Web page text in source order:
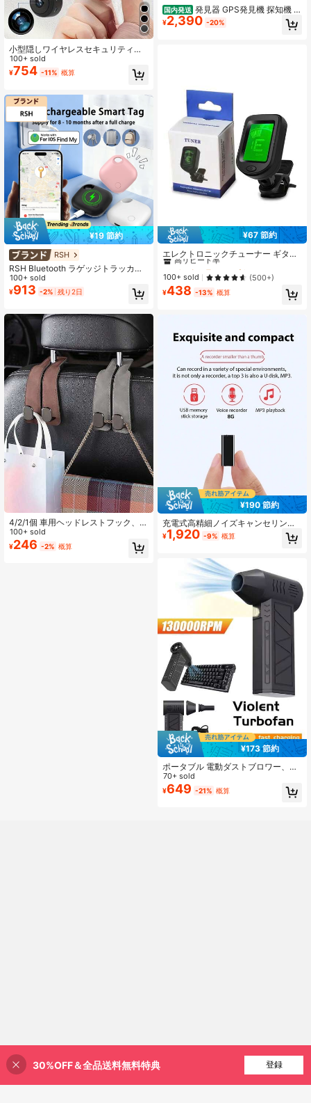
小型隠しワイヤレスセキュリティカ
メラ 2個セット、1080P HD、スタン
ド付き、WiFi接続、モバイルアプリ
で操作可能、リビング、オフィス、
100+ sold
¥754 -11% 概算
¥19 節約
RSH
RSH Bluetooth ラゲッジトラッカー i
OSシステム対応、長バッテリー寿
命、充電式。「Find My」アプリ(iO
Sのみ)と連携して、キー、スーツケ
定できます。
100+ sold
¥913 -2% 残り2日
4/2/1個 車用ヘッドレストフック、ユ
ニバーサルカーオーガナイザーフッ
ク、ファッショナブルなミニマリス
ト2折りデザイン、丈夫で耐久性があ
100+ sold
¥246 -2% 概算
国内発送 発見器 GPS発見機 探知機 盗
聴器発見器 盗撮 盗聴器探知機 盗聴
器防止 隠しカメラ発見機 盗聴チェッ
¥2,390 -20%
¥67 節約
エレクトロニックチューナー ギター
&ウクレレ汎用、高精度 ポータブル
チューニングメーター、耐久性と収
納性のある音楽アクセサリー、音楽
愛好家に必須
#6 ベストセラー に ギター
高リピート率
#6 ベストセラー
高リピート率
#6 ベストセラー
高リピート率
#6 ベストセラー に ギター
100+ sold (500+)
¥438 -13% 概算
¥190 節約
充電式高精細ノイズキャンセリング
ボイスレコーダー、ワンタッチ録
音、会議メモ&学習レコーダー、MP
ー、長時間駆動、8GB ストレージ、
USBドライブ機能、自動保存オフ時
¥1,920 -9% 概算
¥173 節約
ポータブル 電動ダストブロワー、強
力な圧縮空気、風速調整可能、ミニ
ダスター、充電式ターボジェットフ
ァンモーター、高速強力ファン、
70+ sold
¥649 -21% 概算
1% 割引！ 買い物かごに追加
30%OFF＆全品送料無料特典 登録